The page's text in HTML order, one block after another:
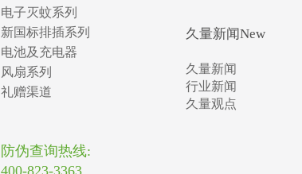
电子灭蚊系列
新国标排插系列
电池及充电器
风扇系列
礼赠渠道
防伪查询热线:
400-823-3363
久量新闻New
久量新闻
行业新闻
久量观点